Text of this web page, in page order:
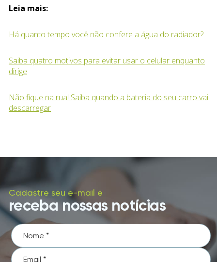
Leia mais:
Há quanto tempo você não confere a água do radiador?
Saiba quatro motivos para evitar usar o celular enquanto
dirige
Não fique na rua! Saiba quando a bateria do seu carro vai
descarregar
Cadastre seu e-mail e
receba nossas notícias